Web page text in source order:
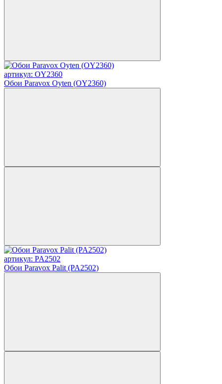
артикул: OY2360
Обои Paravox Oyten (OY2360)
артикул: PA2502
Обои Paravox Palit (PA2502)